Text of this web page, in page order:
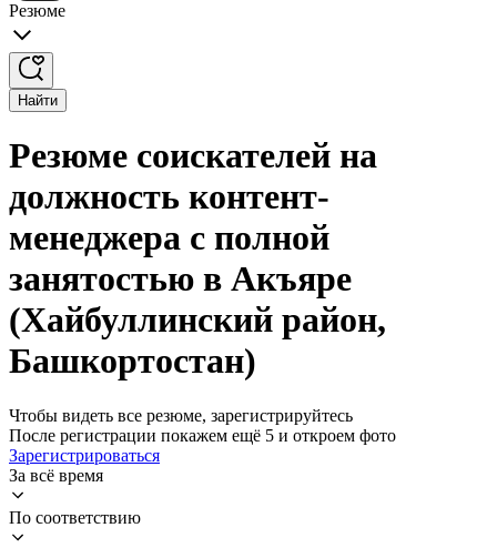
Резюме
Найти
Резюме соискателей на
должность контент-
менеджера с полной
занятостью в Акъяре
(Хайбуллинский район,
Башкортостан)
Чтобы видеть все резюме, зарегистрируйтесь
После регистрации покажем ещё 5 и откроем фото
Зарегистрироваться
За всё время
По соответствию